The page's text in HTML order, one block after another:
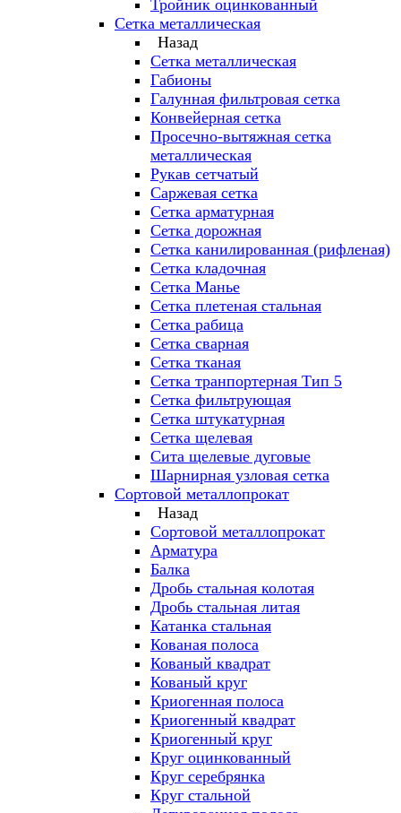
Тройник оцинкованный
Сетка металлическая
Назад
Сетка металлическая
Габионы
Галунная фильтровая сетка
Конвейерная сетка
Просечно-вытяжная сетка
металлическая
Рукав сетчатый
Саржевая сетка
Сетка арматурная
Сетка дорожная
Сетка канилированная (рифленая)
Сетка кладочная
Сетка Манье
Сетка плетеная стальная
Сетка рабица
Сетка сварная
Сетка тканая
Сетка транпортерная Тип 5
Сетка фильтрующая
Сетка штукатурная
Сетка щелевая
Сита щелевые дуговые
Шарнирная узловая сетка
Сортовой металлопрокат
Назад
Сортовой металлопрокат
Арматура
Балка
Дробь стальная колотая
Дробь стальная литая
Катанка стальная
Кованая полоса
Кованый квадрат
Кованый круг
Криогенная полоса
Криогенный квадрат
Криогенный круг
Круг оцинкованный
Круг серебрянка
Круг стальной